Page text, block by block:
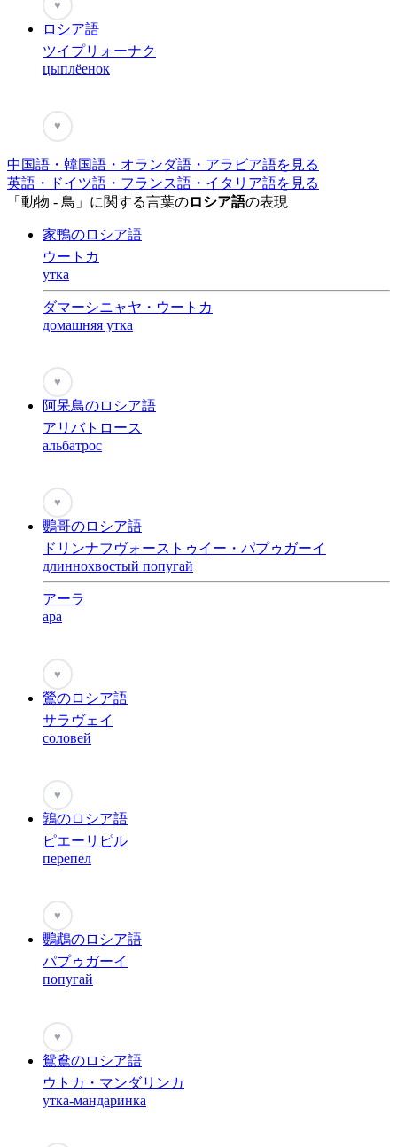
♥
ロシア語
ツイプリォーナク
цыплёенок
♥
中国語・韓国語・オランダ語・アラビア語を見る
英語・ドイツ語・フランス語・イタリア語を見る
「動物 - 鳥」に関する言葉のロシア語の表現
家鴨のロシア語
ウートカ
утка
ダマーシニャヤ・ウートカ
домашняя утка
♥
阿呆鳥のロシア語
アリバトロース
альбатрос
♥
鸚哥のロシア語
ドリンナフヴォーストゥイー・パプゥガーイ
длиннохвостый попугай
アーラ
apa
♥
鶯のロシア語
サラヴェイ
соловей
♥
鶉のロシア語
ピエーリピル
перепел
♥
鸚鵡のロシア語
パプゥガーイ
попугай
♥
鴛鴦のロシア語
ウトカ・マンダリンカ
утка-мандаринка